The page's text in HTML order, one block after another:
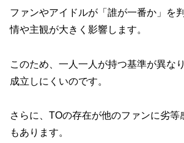
ファンやアイドルが「誰が一番か」を
情や主観が大きく影響します。
このため、一人一人が持つ基準が異な
成立しにくいのです。
さらに、TOの存在が他のファンに劣等
もあります。